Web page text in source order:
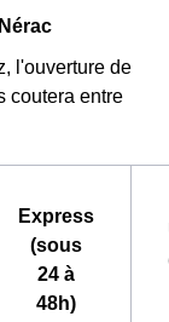
l'ouverture de
coutera entre
Express
(sous
24 à
48h)